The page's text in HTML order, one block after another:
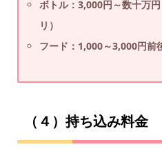
ボトル：3,000円～数十万
リ）
フード：1,000～3,000円前
（４）持ち込み料金